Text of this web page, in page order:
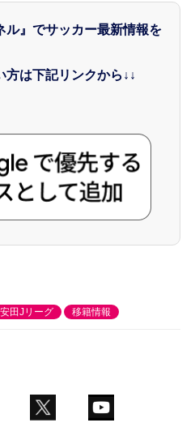
ル』でサッカー最新情報を
方は下記リンクから↓↓
田Jリーグ 移籍情報